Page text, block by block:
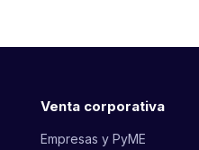
Venta corporativa
Empresas y PyME